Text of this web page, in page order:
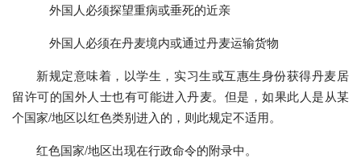
外国人必须探望重病或垂死的近亲
外国人必须在丹麦境内或通过丹麦运输货物
新规定意味着，以学生，实习生或互惠生身份获得丹麦居
留许可的国外人士也有可能进入丹麦。但是，如果此人是从某
个国家/地区以红色类别进入的，则此规定不适用。
红色国家/地区出现在行政命令的附录中。